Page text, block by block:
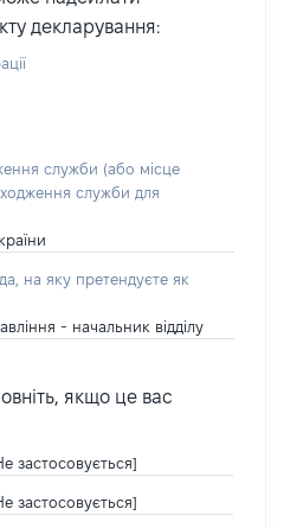
декларування:
служби (або місце
служби для
на яку претендуєте як
- начальник відділу
якщо це вас
застосовується]
застосовується]